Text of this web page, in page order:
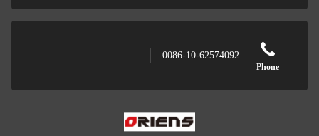
0086-10-62574092